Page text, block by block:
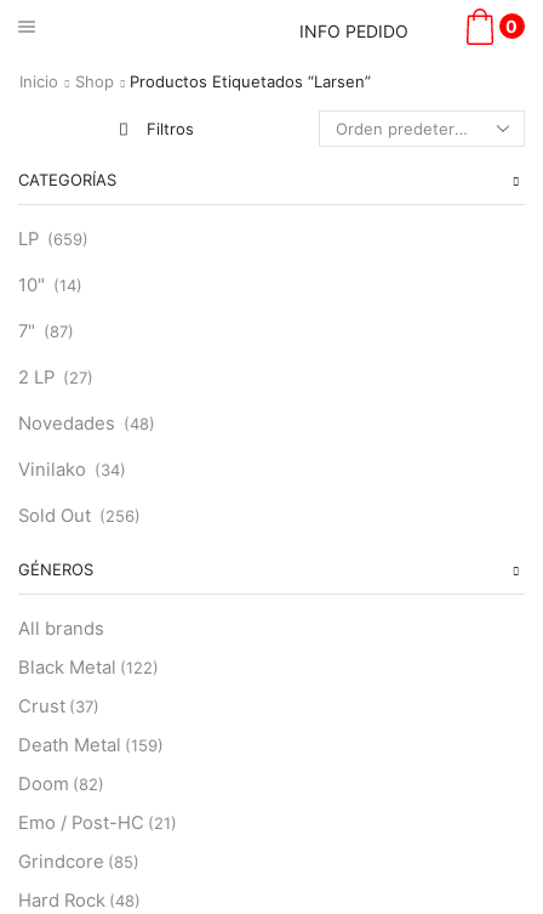
INFO PEDIDO 0
Inicio Shop Productos Etiquetados “Larsen”
Filtros
CATEGORÍAS
LP (659)
10" (14)
7" (87)
2 LP (27)
Novedades (48)
Vinilako (34)
Sold Out (256)
GÉNEROS
All brands
Black Metal (122)
Crust (37)
Death Metal (159)
Doom (82)
Emo / Post-HC (21)
Grindcore (85)
Hard Rock (48)